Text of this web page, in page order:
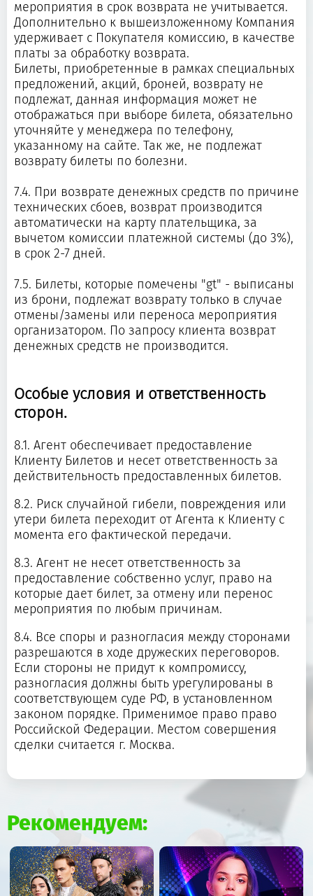
мероприятия в срок возврата не учитывается.
Дополнительно к вышеизложенному Компания
удерживает с Покупателя комиссию, в качестве
платы за обработку возврата.
Билеты, приобретенные в рамках специальных
предложений, акций, броней, возврату не
подлежат, данная информация может не
отображаться при выборе билета, обязательно
уточняйте у менеджера по телефону,
указанному на сайте. Так же, не подлежат
возврату билеты по болезни.
7.4. При возврате денежных средств по причине
технических сбоев, возврат производится
автоматически на карту плательщика, за
вычетом комиссии платежной системы (до 3%),
в срок 2-7 дней.
7.5. Билеты, которые помечены "gt" - выписаны
из брони, подлежат возврату только в случае
отмены/замены или переноса мероприятия
организатором. По запросу клиента возврат
денежных средств не производится.
Особые условия и ответственность
сторон.
8.1. Агент обеспечивает предоставление
Клиенту Билетов и несет ответственность за
действительность предоставленных билетов.
8.2. Риск случайной гибели, повреждения или
утери билета переходит от Агента к Клиенту с
момента его фактической передачи.
8.3. Агент не несет ответственность за
предоставление собственно услуг, право на
которые дает билет, за отмену или перенос
мероприятия по любым причинам.
8.4. Все споры и разногласия между сторонами
разрешаются в ходе дружеских переговоров.
Если стороны не придут к компромиссу,
разногласия должны быть урегулированы в
соответствующем суде РФ, в установленном
законом порядке. Применимое право право
Российской Федерации. Местом совершения
сделки считается г. Москва.
Рекомендуем: